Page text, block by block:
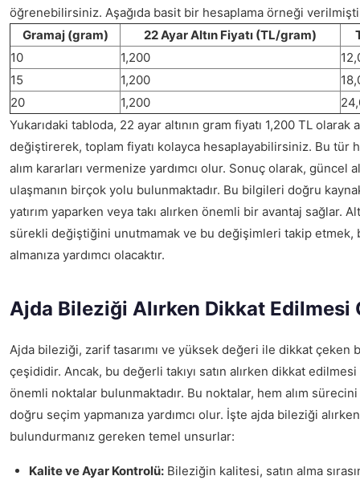
öğrenebilirsiniz. Aşağıda basit bir hesaplama örneği
Gramaj (gram)
22 Ayar Altın Fiyatı (TL/gram)
10
1,200
15
1,200
20
1,200
Yukarıdaki tabloda, 22 ayar altının gram fiyatı 1,200 TL olarak
değiştirerek, toplam fiyatı kolayca hesaplayabilirsiniz. Bu tür
alım kararları vermenize yardımcı olur. Sonuç olarak, güncel
ulaşmanın birçok yolu bulunmaktadır. Bu bilgileri doğru
yatırım yaparken veya takı alırken önemli bir avantaj sağlar.
sürekli değiştiğini unutmamak ve bu değişimleri takip etmek,
almanıza yardımcı olacaktır.
Ajda Bileziği Alırken Dikkat Edilmesi
Ajda bileziği, zarif tasarımı ve yüksek değeri ile dikkat çeken
çeşididir. Ancak, bu değerli takıyı satın alırken dikkat
önemli noktalar bulunmaktadır. Bu noktalar, hem alım sürecini
doğru seçim yapmanıza yardımcı olur. İşte ajda bileziği
bulundurmanız gereken temel unsurlar:
Kalite ve Ayar Kontrolü: Bileziğin kalitesi, satın alma